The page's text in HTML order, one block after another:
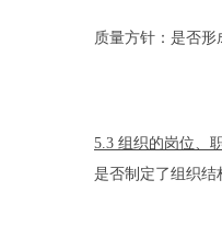
质量方针：是否
5.3 组织的岗位、
是否制定了组织结